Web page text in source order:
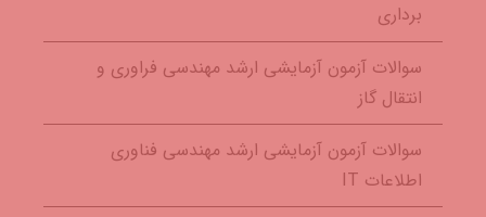
برداری
سوالات آزمون آزمایشی ارشد مهندسی فراوری و
انتقال گاز
سوالات آزمون آزمایشی ارشد مهندسی فناوری
اطلاعات IT